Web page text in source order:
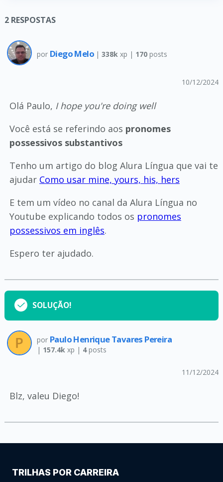
2 RESPOSTAS
por Diego Melo |338k xp | 170 posts
10/12/2024
Olá Paulo, I hope you're doing well
Você está se referindo aos pronomes
possessivos substantivos
Tenho um artigo do blog Alura Língua que vai te
ajudar Como usar mine, yours, his, hers
E tem um vídeo no canal da Alura Língua no
Youtube explicando todos os pronomes
possessivos em inglês.
Espero ter ajudado.
SOLUÇÃO!
por Paulo Henrique Tavares Pereira
| 157.4k xp | 4posts
11/12/2024
Blz, valeu Diego!
TRILHAS POR CARREIRA